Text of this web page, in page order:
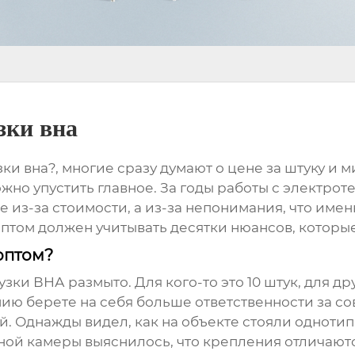
вна
вна?, многие сразу думают о цене за штуку
упустить главное. За годы работы с
за стоимости, а из-за непонимания, что
должен учитывать десятки нюансов,
ВНА размыто. Для кого-то это 10 штук, для
берете на себя больше ответственности за
Однажды видел, как на объекте стояли
камеры выяснилось, что крепления